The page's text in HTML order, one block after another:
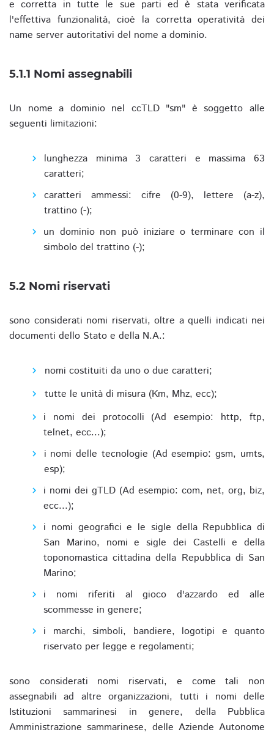
e corretta in tutte le sue parti ed è stata verificata
l'effettiva funzionalità, cioè la corretta operatività dei
name server autoritativi del nome a dominio.
5.1.1 Nomi assegnabili
Un nome a dominio nel ccTLD "sm" è soggetto alle
seguenti limitazioni:
lunghezza minima 3 caratteri e massima 63
caratteri;
caratteri ammessi: cifre (0-9), lettere (a-z),
trattino (-);
un dominio non può iniziare o terminare con il
simbolo del trattino (-);
5.2 Nomi riservati
sono considerati nomi riservati, oltre a quelli indicati nei
documenti dello Stato e della N.A.:
nomi costituiti da uno o due caratteri;
tutte le unità di misura (Km, Mhz, ecc);
i nomi dei protocolli (Ad esempio: http, ftp,
telnet, ecc...);
i nomi delle tecnologie (Ad esempio: gsm, umts,
esp);
i nomi dei gTLD (Ad esempio: com, net, org, biz,
ecc...);
i nomi geografici e le sigle della Repubblica di
San Marino, nomi e sigle dei Castelli e della
toponomastica cittadina della Repubblica di San
Marino;
i nomi riferiti al gioco d'azzardo ed alle
scommesse in genere;
i marchi, simboli, bandiere, logotipi e quanto
riservato per legge e regolamenti;
sono considerati nomi riservati, e come tali non
assegnabili ad altre organizzazioni, tutti i nomi delle
Istituzioni sammarinesi in genere, della Pubblica
Amministrazione sammarinese, delle Aziende Autonome